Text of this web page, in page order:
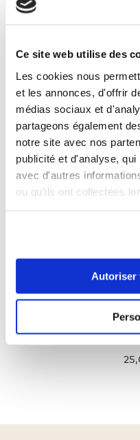
Ce site web utilise des
Les cookies nous
et les annonces, d'offrir
médias sociaux et
partageons également
notre site avec nos
publicité et d'analyse,
avec d'autres
ou qu'ils ont collectées
Autoriser
Jersey